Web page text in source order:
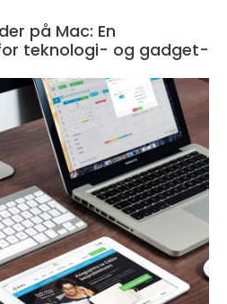
på Mac: En
teknologi- og gadget-